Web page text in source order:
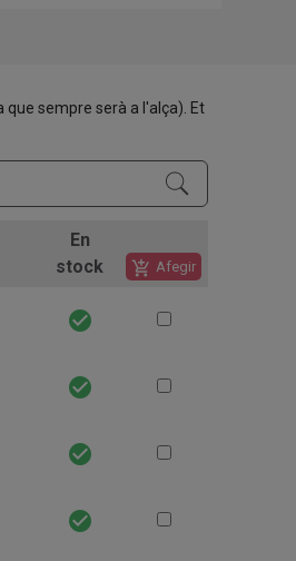
que sempre serà a l'alça). Et
En
stock
add_shopping_cart Afegir
check_circle
check_circle
check_circle
check_circle